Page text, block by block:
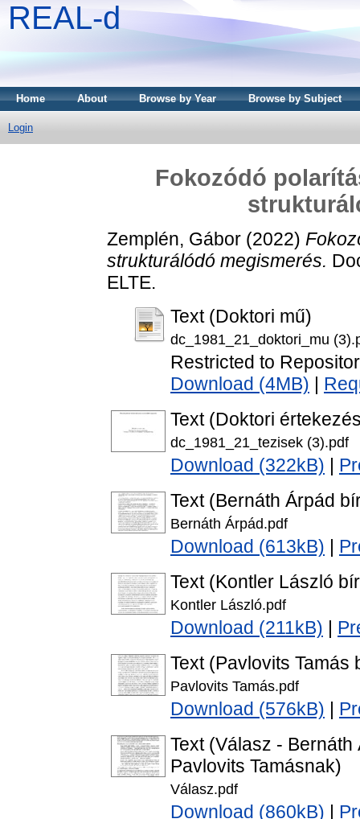
REAL-d
Home About Browse by Year Browse by Subject
Login
Fokozódó
Zemplén, Gábor (2022)
strukturálódó megismerés.
ELTE.
Text (Doktori mű)
dc_1981_21_doktori_mu
Restricted to
Download (4MB)
Text (Doktori
dc_1981_21_tezisek (3).pdf
Download (322kB)
Text (Bernáth Árpád
Bernáth Árpád.pdf
Download (613kB)
Text (Kontler László
Kontler László.pdf
Download (211kB)
Text (Pavlovits Tamás
Pavlovits Tamás.pdf
Download (576kB)
Text (Válasz -
Pavlovits Tamásnak)
Válasz.pdf
Download (860kB)